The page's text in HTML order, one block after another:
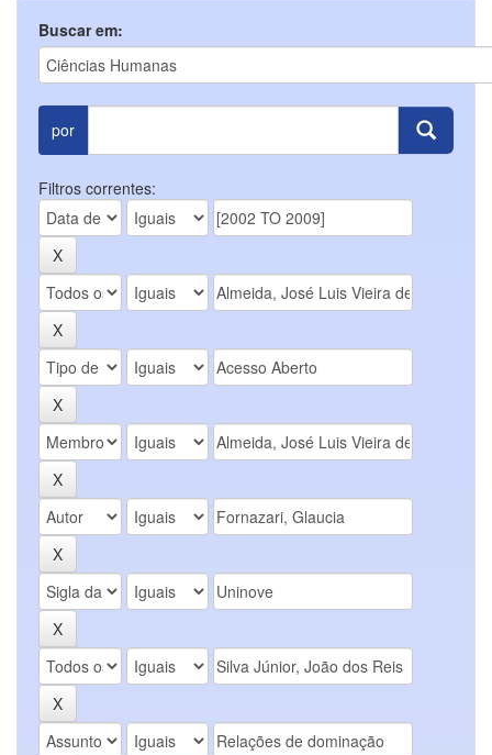
Buscar em:
por
Filtros correntes: